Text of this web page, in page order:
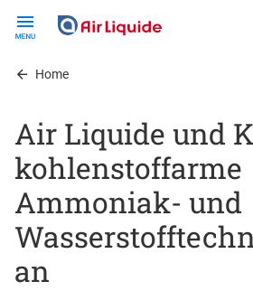
contentHome
Air Liquide und
kohlenstoffarme
Ammoniak- und
an